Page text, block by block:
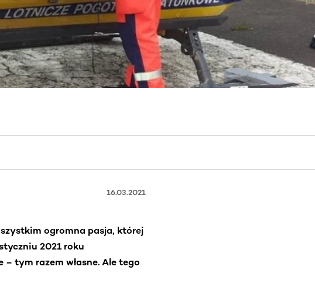
16.03.2021
ogromna pasja, której
2021 roku
tym razem własne. Ale tego